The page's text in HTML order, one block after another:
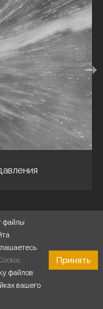
файлы
.
файлов
вашего
Принять